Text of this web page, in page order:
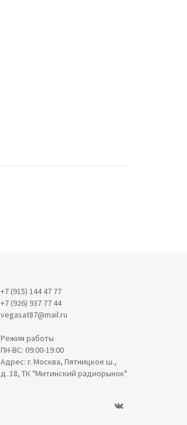
+7 (915) 144 47 77
+7 (926) 937 77 44
vegasat87@mail.ru
Режим работы
ПН-ВС: 09:00-19:00
Адрес: г. Москва, Пятницкое ш.,
д. 18, ТК "Митинский радиорынок"